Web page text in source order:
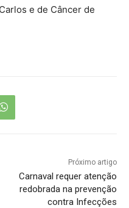
e de Câncer de
Próximo artigo
Carnaval requer atenção
redobrada na prevenção
contra Infecções